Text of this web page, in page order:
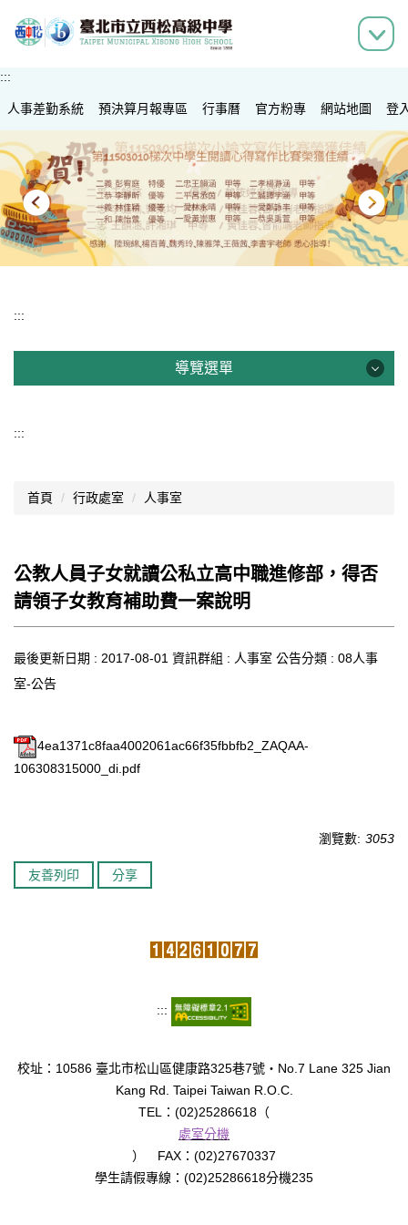
到
容
區
:::
人事差勤系統 預決算月報專區 行事曆 官方粉專 網站地圖 登
:::
導覽選單
認識西松
文件資料
網站管理
西松學習歷程檔案
家長會
教育品質保證
:::
首頁 行政處室 人事室
公教人員子女就讀公私立高中職進修部，得否
請領子女教育補助費一案說明
最後更新日期 : 2017-08-01 資訊群組 : 人事室 公告分類 : 08人事
室-公告
4ea1371c8faa4002061ac66f35fbbfb2_ZAQAA-
106308315000_di.pdf
瀏覽數: 3053
友善列印 分享
:::
校址：10586 臺北市松山區健康路325巷7號‧No.7 Lane 325 Jian
Kang Rd. Taipei Taiwan R.O.C.
TEL：(02)25286618（
處室分機
） FAX：(02)27670337
學生請假專線：(02)25286618分機235